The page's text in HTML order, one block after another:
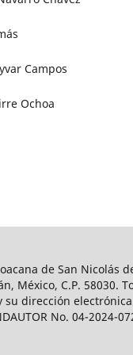
Campos
Ochoa
de San Nicolás
México, C.P. 58030.
su dirección
No. 04-2024-